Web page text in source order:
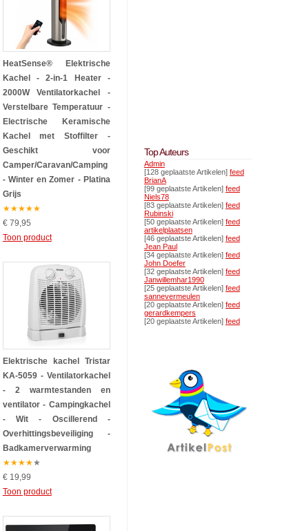
HeatSense® Elektrische
Kachel - 2-in-1 Heater -
2000W Ventilatorkachel -
Verstelbare Temperatuur -
Electrische Keramische
Kachel met Stoffilter -
Geschikt voor
Camper/Caravan/Camping
- Winter en Zomer - Platina
Grijs
★★★★★
€ 79,95
Toon product
Elektrische kachel Tristar
KA-5059 - Ventilatorkachel
- 2 warmtestanden en
ventilator - Campingkachel
- Wit - Oscillerend -
Overhittingsbeveiliging -
Badkamerverwarming
★★★★★
€ 19,99
Toon product
Top Auteurs
Admin
[128 geplaatste Artikelen] feed
BrianA
[99 geplaatste Artikelen] feed
Niels78
[83 geplaatste Artikelen] feed
Rubinski
[50 geplaatste Artikelen] feed
artikelplaatsen
[46 geplaatste Artikelen] feed
Jean Paul
[34 geplaatste Artikelen] feed
John Doefer
[32 geplaatste Artikelen] feed
Janwillemhar1990
[25 geplaatste Artikelen] feed
sannevermeulen
[20 geplaatste Artikelen] feed
gerardkempers
[20 geplaatste Artikelen] feed